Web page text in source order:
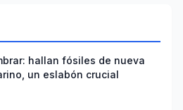
hallan fósiles de nueva
un eslabón crucial